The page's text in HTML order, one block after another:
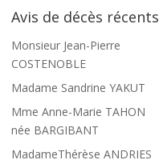
Avis de décès récents
Monsieur Jean-Pierre
COSTENOBLE
Madame Sandrine YAKUT
Mme Anne-Marie TAHON
née BARGIBANT
MadameThérèse ANDRIES